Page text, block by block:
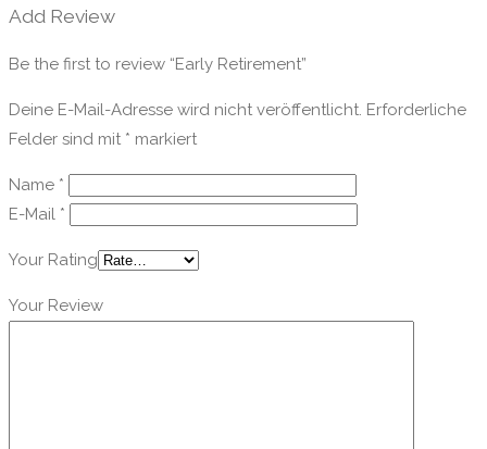
Add Review
Be the first to review “Early Retirement”
Deine E-Mail-Adresse wird nicht veröffentlicht. Erforderliche
Felder sind mit * markiert
Name *
E-Mail *
Your Rating
Your Review